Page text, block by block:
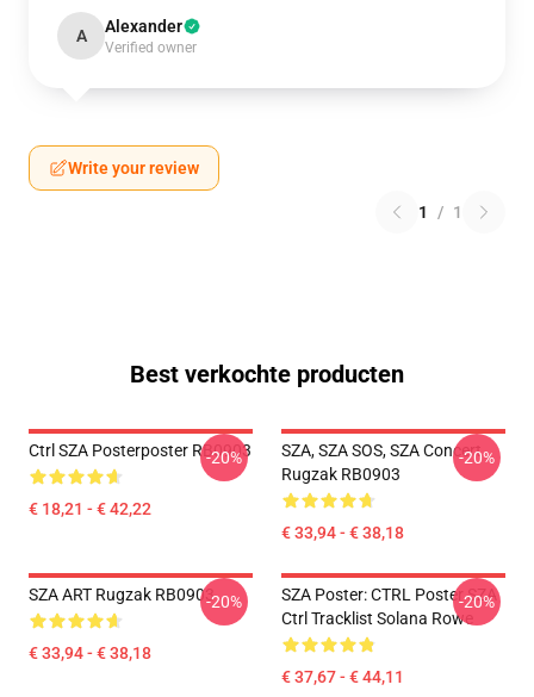
A Alexander
Verified owner
Write your review
1 / 1
Best verkochte producten
Ctrl SZA Posterposter RB0903
€ 18,21 - € 42,22
-20%
SZA, SZA SOS, SZA Concert
Rugzak RB0903
€ 33,94 - € 38,18
-20%
SZA ART Rugzak RB0903
€ 33,94 - € 38,18
-20%
SZA Poster: CTRL Poster SZA
Ctrl Tracklist Solana Rowe
€ 37,67 - € 44,11
-20%